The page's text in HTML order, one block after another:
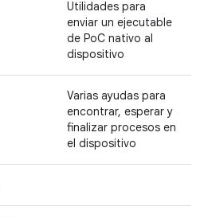
Utilidades para
enviar un ejecutable
de PoC nativo al
dispositivo
Varias ayudas para
encontrar, esperar y
finalizar procesos en
el dispositivo